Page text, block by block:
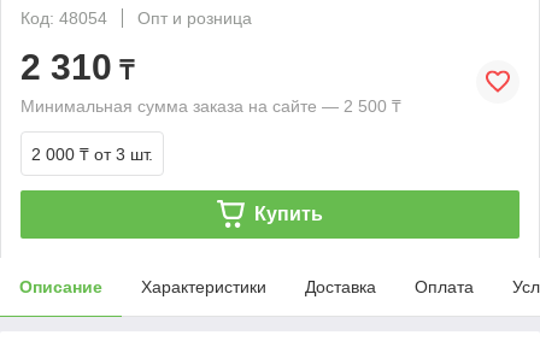
Код: 48054
Опт и розница
2 310 ₸
Минимальная сумма заказа на сайте — 2 500 ₸
2 000 ₸ от 3 шт.
Купить
Описание Характеристики Доставка Оплата